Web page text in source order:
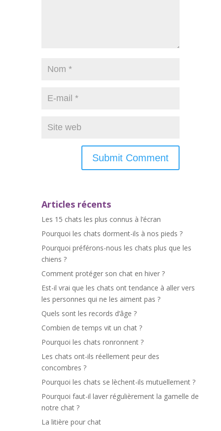
Articles récents
Les 15 chats les plus connus à l’écran
Pourquoi les chats dorment-ils à nos pieds ?
Pourquoi préférons-nous les chats plus que les
chiens ?
Comment protéger son chat en hiver ?
Est-il vrai que les chats ont tendance à aller vers
les personnes qui ne les aiment pas ?
Quels sont les records d’âge ?
Combien de temps vit un chat ?
Pourquoi les chats ronronnent ?
Les chats ont-ils réellement peur des
concombres ?
Pourquoi les chats se lèchent-ils mutuellement ?
Pourquoi faut-il laver régulièrement la gamelle de
notre chat ?
La litière pour chat